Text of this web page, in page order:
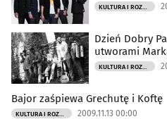
KULTURA I ROZRYWKA
Dzień Dobry
utworami
KULTURA I ROZRYWKA
Bajor zaśpiewa Grechutę i Koftę
KULTURA I ROZRYWKA 2009.11.13 00:00